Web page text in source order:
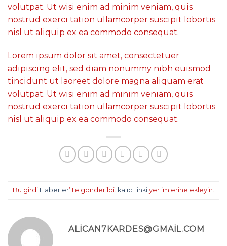
volutpat. Ut wisi enim ad minim veniam, quis
nostrud exerci tation ullamcorper suscipit lobortis
nisl ut aliquip ex ea commodo consequat.
Lorem ipsum dolor sit amet, consectetuer
adipiscing elit, sed diam nonummy nibh euismod
tincidunt ut laoreet dolore magna aliquam erat
volutpat. Ut wisi enim ad minim veniam, quis
nostrud exerci tation ullamcorper suscipit lobortis
nisl ut aliquip ex ea commodo consequat.
Bu girdi Haberler’ te gönderildi. kalıcı linki yer imlerine ekleyin.
ALICAN7KARDES@GMAIL.COM